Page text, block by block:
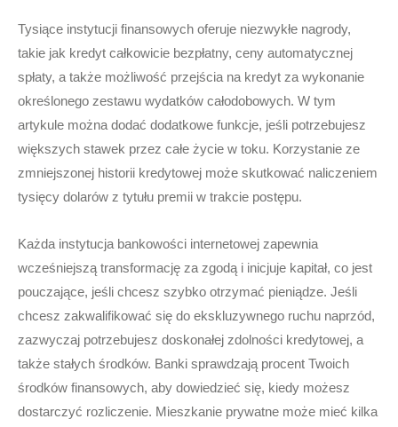
Tysiące instytucji finansowych oferuje niezwykłe nagrody,
takie jak kredyt całkowicie bezpłatny, ceny automatycznej
spłaty, a także możliwość przejścia na kredyt za wykonanie
określonego zestawu wydatków całodobowych. W tym
artykule można dodać dodatkowe funkcje, jeśli potrzebujesz
większych stawek przez całe życie w toku. Korzystanie ze
zmniejszonej historii kredytowej może skutkować naliczeniem
tysięcy dolarów z tytułu premii w trakcie postępu.
Każda instytucja bankowości internetowej zapewnia
wcześniejszą transformację za zgodą i inicjuje kapitał, co jest
pouczające, jeśli chcesz szybko otrzymać pieniądze. Jeśli
chcesz zakwalifikować się do ekskluzywnego ruchu naprzód,
zazwyczaj potrzebujesz doskonałej zdolności kredytowej, a
także stałych środków. Banki sprawdzają procent Twoich
środków finansowych, aby dowiedzieć się, kiedy możesz
dostarczyć rozliczenie. Mieszkanie prywatne może mieć kilka